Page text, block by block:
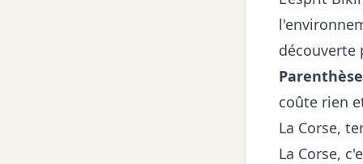
Parenthèse
coûte rien
La Corse,
La Corse,